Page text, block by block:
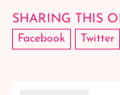
SHARING THIS
Facebook Twitter